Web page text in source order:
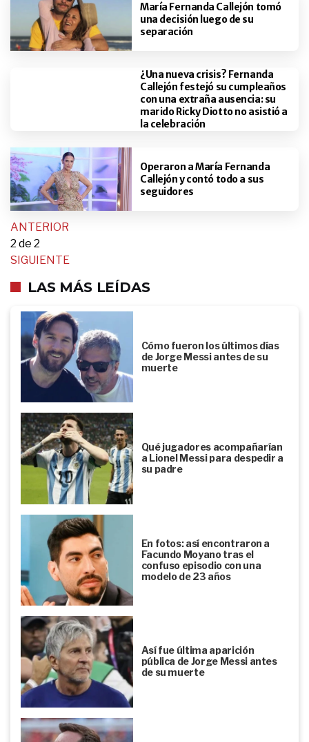
María Fernanda Callejón tomó
una decisión luego de su
separación
¿Una nueva crisis? Fernanda
Callejón festejó su cumpleaños
con una extraña ausencia: su
marido Ricky Diotto no asistió a
la celebración
Operaron a María Fernanda
Callejón y contó todo a sus
seguidores
ANTERIOR
2 de 2
SIGUIENTE
LAS MÁS LEÍDAS
Cómo fueron los últimos días
de Jorge Messi antes de su
muerte
Qué jugadores acompañarían
a Lionel Messi para despedir a
su padre
En fotos: así encontraron a
Facundo Moyano tras el
confuso episodio con una
modelo de 23 años
Así fue última aparición
pública de Jorge Messi antes
de su muerte